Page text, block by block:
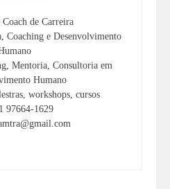
Coach de Carreira
e Desenvolvimento
Mentoria, Consultoria em
Humano
workshops, cursos
97664-1629